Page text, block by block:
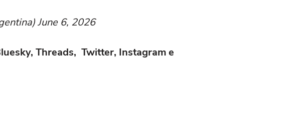
June 6, 2026
, Threads, Twitter, Instagrame